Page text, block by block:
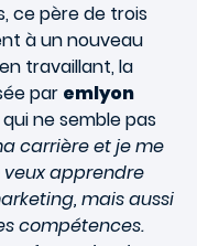
ce père de trois
à un nouveau
travaillant, la
par emlyon
ne semble pas
carrière et je me
apprendre
mais aussi
compétences.